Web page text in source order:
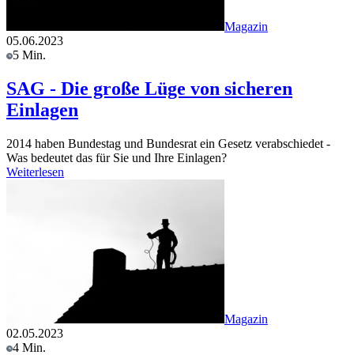
Magazin
05.06.2023
5 Min.
SAG - Die große Lüge von sicheren
Einlagen
2014 haben Bundestag und Bundesrat ein Gesetz verabschiedet -
Was bedeutet das für Sie und Ihre Einlagen?
Weiterlesen
Magazin
02.05.2023
4 Min.